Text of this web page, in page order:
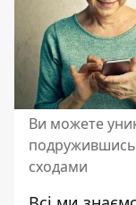
Ви можете
сходами